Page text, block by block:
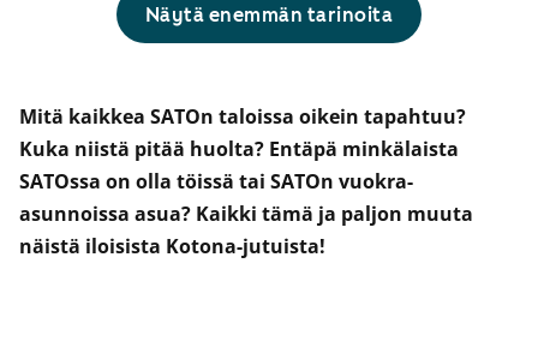
Näytä enemmän tarinoita
Mitä kaikkea SATOn taloissa oikein tapahtuu?
Kuka niistä pitää huolta? Entäpä minkälaista
SATOssa on olla töissä tai SATOn vuokra-
asunnoissa asua? Kaikki tämä ja paljon muuta
näistä iloisista Kotona-jutuista!